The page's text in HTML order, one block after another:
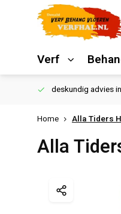
Verf
deskundig advies
Home Alla Tiders
Alla